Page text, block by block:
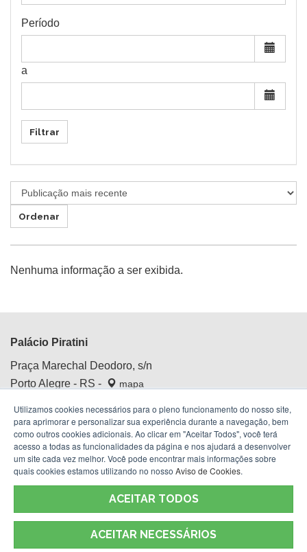
Período
a
Filtrar
Ordenar
Nenhuma informação a ser exibida.
Palácio Piratini
Praça Marechal Deodoro, s/n
Porto Alegre - RS -
mapa
Fone:(51) 3210.4100
Termos de Uso
Utilizamos cookies necessários para o pleno funcionamento do nosso site,
para aprimorar e personalizar sua experiência durante a navegação, bem
como outros cookies adicionais. Ao clicar em "Aceitar Todos", você terá
acesso a todas as funcionalidades da página e nos ajudará a desenvolver
um site cada vez melhor. Você pode encontrar mais informações sobre
quais cookies estamos utilizando no nosso Aviso de Cookies.
ACEITAR TODOS
ACEITAR NECESSÁRIOS